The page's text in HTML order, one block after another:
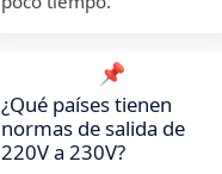
📌
¿Qué países tienen
normas de salida de
220V a 230V?